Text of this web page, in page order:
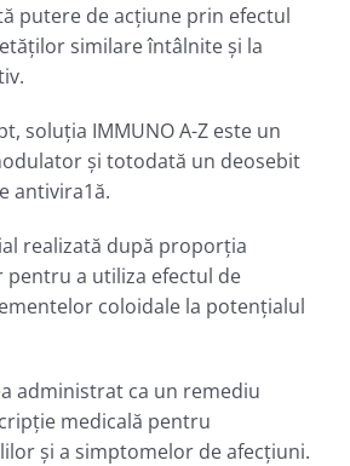
putere de acţiune prin efectul
similare întâlnite şi la
soluţia IMMUNO A-Z este un
şi totodată un deosebit
antivira1ă.
realizată după proporţia
a utiliza efectul de
coloidale la potenţialul
administrat ca un remediu
medicală pentru
și a simptomelor de afecțiuni.